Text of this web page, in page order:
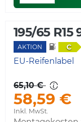
195/65 R15
AKTION C
EU-Reifenlabel
65,10 €
58,59 €
Inkl. MwSt.